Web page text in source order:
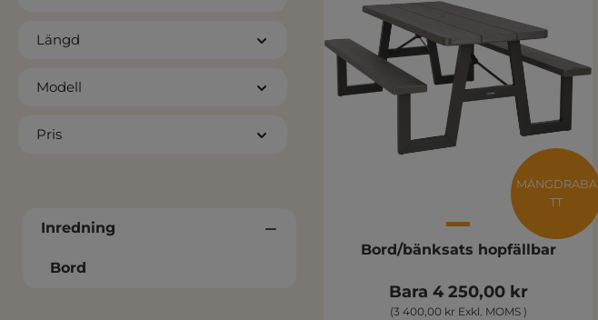
Längd
Modell
Pris
Inredning
Bord
MÄNGDRABA
TT
Bord/bänksats hopfällbar
Bara 4 250,00 kr
(3 400,00 kr Exkl. MOMS )